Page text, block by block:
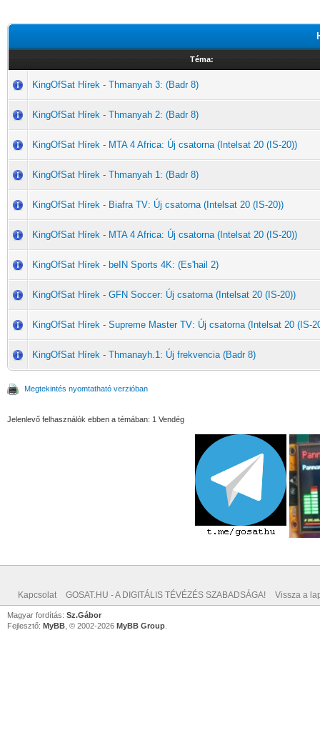
Téma:
KingOfSat Hírek - Thmanyah 3: (Badr 8)
KingOfSat Hírek - Thmanyah 2: (Badr 8)
KingOfSat Hírek - MTA 4 Africa: Új csatorna (Intelsat 20 (IS-20))
KingOfSat Hírek - Thmanyah 1: (Badr 8)
KingOfSat Hírek - Biafra TV: Új csatorna (Intelsat 20 (IS-20))
KingOfSat Hírek - MTA 4 Africa: Új csatorna (Intelsat 20 (IS-20))
KingOfSat Hírek - beIN Sports 4K: (Es'hail 2)
KingOfSat Hírek - GFN Soccer: Új csatorna (Intelsat 20 (IS-20))
KingOfSat Hírek - Supreme Master TV: Új csatorna (Intelsat 20 (IS-
KingOfSat Hírek - Thmanayh.1: Új frekvencia (Badr 8)
Megtekintés nyomtatható verzióban
Jelenlevő felhasználók ebben a témában: 1 Vendég
Kapcsolat GOSAT.HU - A DIGITÁLIS TÉVÉZÉS SZABADSÁGA! Vissza a
Magyar fordítás: Sz.Gábor
Fejlesztő: MyBB , © 2002-2026 MyBB Group